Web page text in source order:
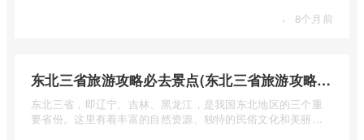
· 8个月前
东北三省旅游攻略必去景点(东北三省旅游攻略必去景点视频介绍)
东北三省，即辽宁、吉林、黑龙江，是我国东北地区的三个重
要省份。这里有着丰富的自然资源、独特的民俗文化和美丽的